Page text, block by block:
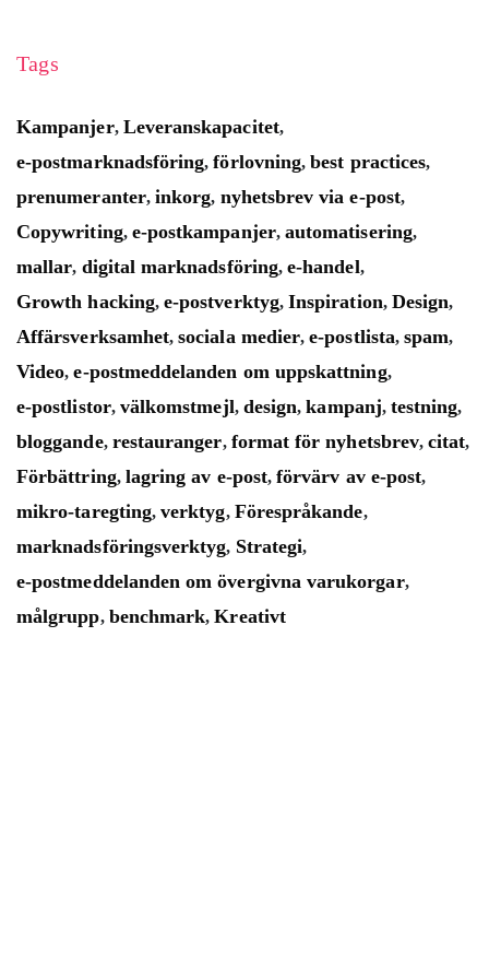
Tags
Kampanjer, Leveranskapacitet,
e-postmarknadsföring,förlovning,best practices,
prenumeranter, inkorg, nyhetsbrev via e-post,
Copywriting, e-postkampanjer, automatisering,
mallar, digital marknadsföring,e-handel,
Growth hacking,e-postverktyg,Inspiration, Design,
Affärsverksamhet,sociala medier,e-postlista,spam,
Video,e-postmeddelanden om uppskattning,
e-postlistor, välkomstmejl, design,kampanj, testning,
bloggande, restauranger, format för nyhetsbrev,citat,
Förbättring, lagring av e-post,förvärv av e-post,
mikro-taregting,verktyg, Förespråkande,
marknadsföringsverktyg, Strategi,
e-postmeddelanden om övergivna varukorgar,
målgrupp, benchmark,Kreativt